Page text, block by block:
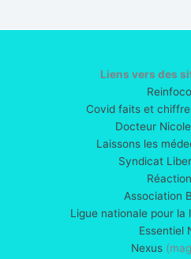
Liens vers des
Covid faits et
Docteur
Laissons les
Syndicat
Association
Ligue nationale pour la
Essentiel
Nexus